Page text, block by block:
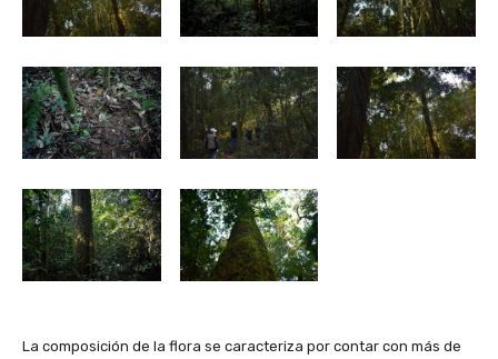
La composición de la flora se caracteriza por contar con más de